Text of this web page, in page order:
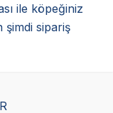
ile köpeğiniz
şimdi sipariş